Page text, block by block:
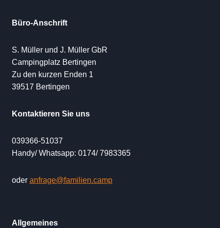
Büro-Anschrift
S. Müller und J. Müller GbR
Campingplatz Bertingen
Zu den kurzen Enden 1
39517 Bertingen
Kontaktieren Sie uns
039366-51037
Handy/ Whatsapp: 0174/ 7983365
oder anfrage@familien.camp
Allgemeines